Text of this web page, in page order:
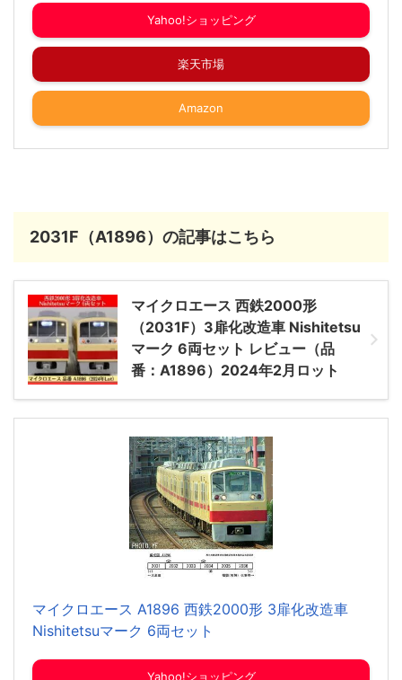
Yahoo!ショッピング
楽天市場
Amazon
2031F（A1896）の記事はこちら
マイクロエース 西鉄2000形
（2031F）3扉化改造車 Nishitetsu
マーク 6両セット レビュー（品
番：A1896）2024年2月ロット
マイクロエース A1896 西鉄2000形 3扉化改造車
Nishitetsuマーク 6両セット
Yahoo!ショッピング